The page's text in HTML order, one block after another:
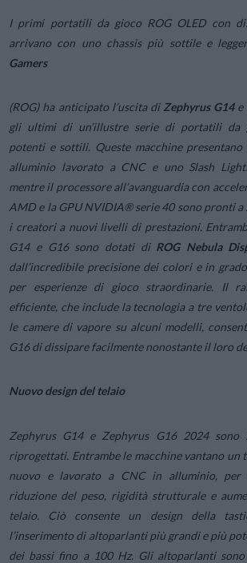
I primi portatili da gioco ROG OLED con
arrivano con uno chassis più sottile e
Gamers
(ROG) ha anticipato l’uscita di Zephyrus G14e
gli ultimi di un’illustre serie di portatili da
potenti e sottili. Queste macchine
alluminio lavorato a CNC e uno Slash
mentre il processore all’avanguardia con
AMD e la GPU NVIDIA® serie 40 sono pronti a
i creatori a nuovi livelli di prestazioni.
G14 e G16 sono dotati di ROG Nebula
dall’incredibile precisione dei colori e in
per esperienze di gioco straordinarie. Il
efficiente, che include la tecnologia a tre
le camere di vapore su alcuni modelli,
G16 di dissipare facilmente nonostante il loro
Nuovo design del telaio
Zephyrus G14 e Zephyrus G16 2024 sono
riprogettati. Entrambe le macchine vantano un
nuovo e lavorato a CNC in alluminio,
riduzione del peso, rigidità strutturale e
telaio. Ciò consente un design della
l’inserimento di altoparlanti più grandi e più
dei bassi fino a 100 Hz. Gli altoparlanti